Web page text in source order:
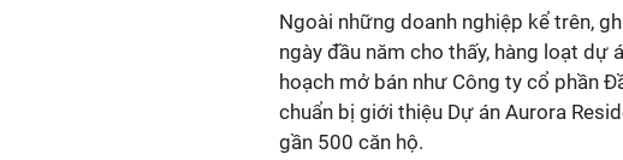
Ngoài những doanh nghiệp kể trên,
ngày đầu năm cho thấy, hàng loạt
hoạch mở bán như Công ty cổ phần
chuẩn bị giới thiệu Dự án Aurora
gần 500 căn hộ.